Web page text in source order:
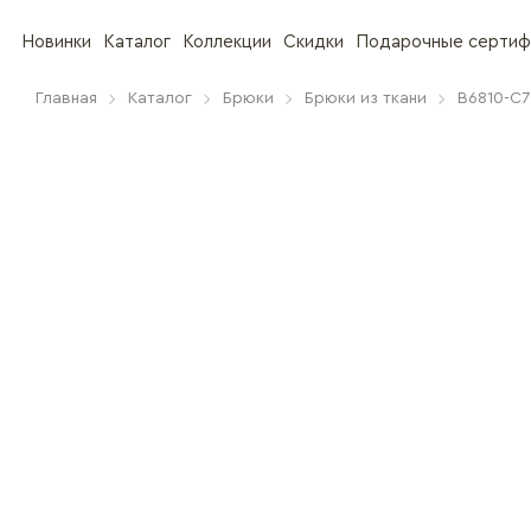
Новинки Каталог Коллекции Скидки Подарочные
Главная Каталог Брюки Брюки из ткани B6810-